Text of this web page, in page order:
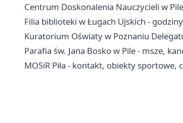
Centrum Doskonalenia Nauczycieli w
Filia biblioteki w Ługach Ujskich -
Kuratorium Oświaty w Poznaniu
Parafia św. Jana Bosko w Pile - msze,
MOSiR Piła - kontakt, obiekty sportowe,